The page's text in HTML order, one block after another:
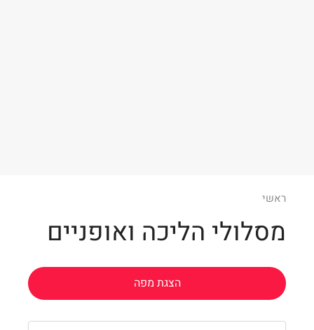
ראשי
מסלולי הליכה ואופניים
הצגת מפה